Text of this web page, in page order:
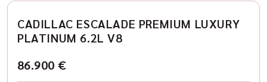
CADILLAC ESCALADE PREMIUM LUXURY
PLATINUM 6.2L V8
86.900 €